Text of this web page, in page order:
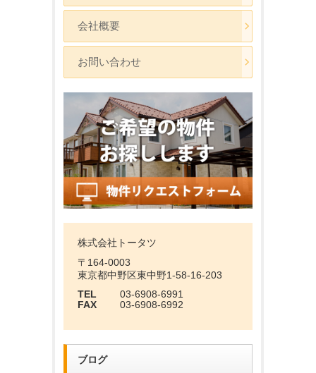
会社概要
お問い合わせ
株式会社トータツ
〒164-0003
東京都中野区東中野1-58-16-203
TEL
03-6908-6991
FAX
03-6908-6992
ブログ